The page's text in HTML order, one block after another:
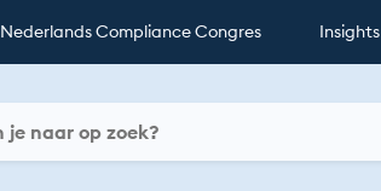
Nederlands Compliance Congres Insights